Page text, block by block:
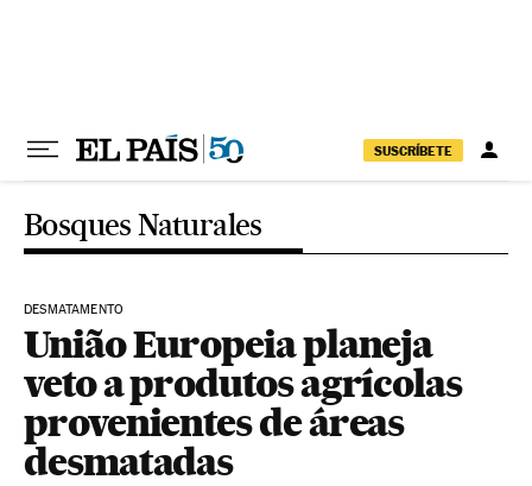
SUSCRÍBETE
Bosques Naturales
DESMATAMENTO
União Europeia planeja
veto a produtos agrícolas
provenientes de áreas
desmatadas